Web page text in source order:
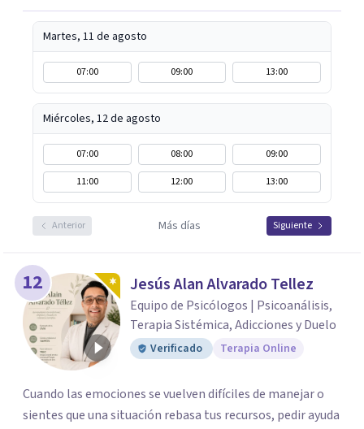
Martes, 11 de agosto
07:00 09:00 13:00
Miércoles, 12 de agosto
07:00 08:00
09:00
11:00
12:00 13:00
Anterior Más días Siguiente
12 Jesús Alan Alvarado Tellez
Equipo de Psicólogos | Psicoanálisis,
Terapia Sistémica, Adicciones y Duelo
Verificado Terapia Online
Cuando las emociones se vuelven difíciles de manejar o
sientes que una situación rebasa tus recursos, pedir ayuda